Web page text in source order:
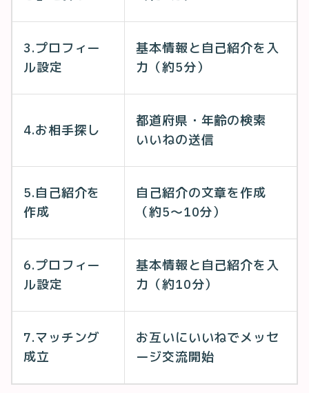
3.プロフィー
ル設定
基本情報と自己紹介を入
力（約5分）
4.お相手探し
都道府県・年齢の検索
いいねの送信
5.自己紹介を
作成
自己紹介の文章を作成
（約5〜10分）
6.プロフィー
ル設定
基本情報と自己紹介を入
力（約10分）
7.マッチング
成立
お互いにいいねでメッセ
ージ交流開始